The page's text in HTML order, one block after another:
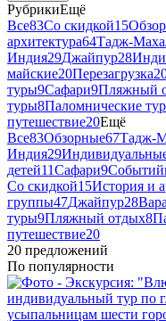
РубрикиЕщё
Все83Со скидкой15
архитектура64Тадж-
Индия29Джайпур28
майские20Перезагрузка
туры9Сафари9Пляжный
туры8Паломнические
путешествие20Ещё
Все83Обзорные67Тадж-
Индия29
детей11Сафари9
Со скидкой15История и
группы47Джайпур28
туры9Пляжный отдых8
путешествие20
20 предложений
По популярности